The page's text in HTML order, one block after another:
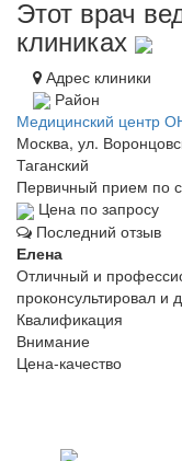
Этот врач
клиниках
Адрес клиники
Район
Медицинский центр
Москва, ул.
Таганский
Первичный прием по
Цена по запросу
Последний отзыв
Елена
Отличный и
проконсультировал и
Квалификация
Внимание
Цена-качество